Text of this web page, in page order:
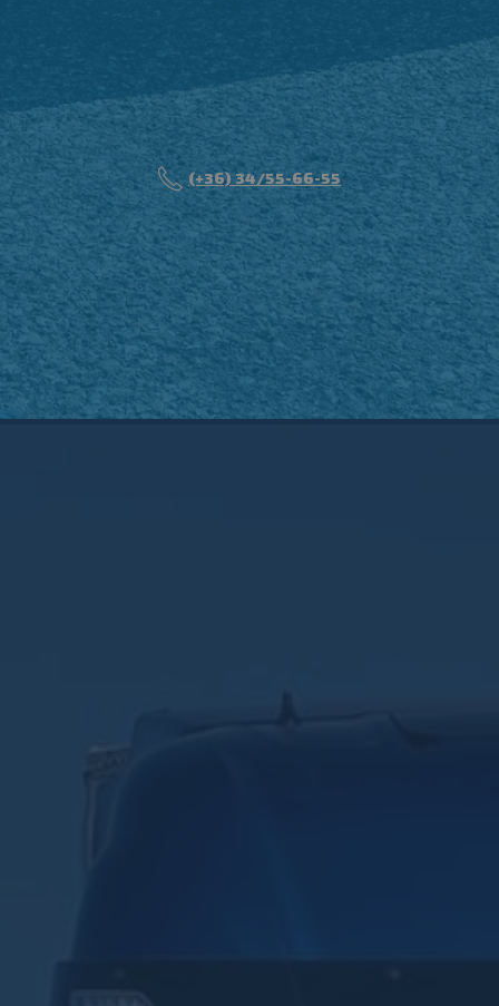
(+36) 34/55-66-55